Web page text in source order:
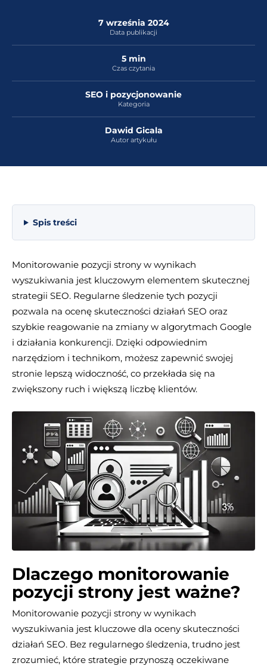
7 września 2024
Data publikacji
5 min
Czas czytania
SEO i pozycjonowanie
Kategoria
Dawid Gicala
Autor artykułu
Spis treści
Monitorowanie pozycji strony w wynikach
wyszukiwania jest kluczowym elementem skutecznej
strategii SEO. Regularne śledzenie tych pozycji
pozwala na ocenę skuteczności działań SEO oraz
szybkie reagowanie na zmiany w algorytmach Google
i działania konkurencji. Dzięki odpowiednim
narzędziom i technikom, możesz zapewnić swojej
stronie lepszą widoczność, co przekłada się na
zwiększony ruch i większą liczbę klientów.
Dlaczego monitorowanie
pozycji strony jest ważne?
Monitorowanie pozycji strony w wynikach
wyszukiwania jest kluczowe dla oceny skuteczności
działań SEO. Bez regularnego śledzenia, trudno jest
zrozumieć, które strategie przynoszą oczekiwane